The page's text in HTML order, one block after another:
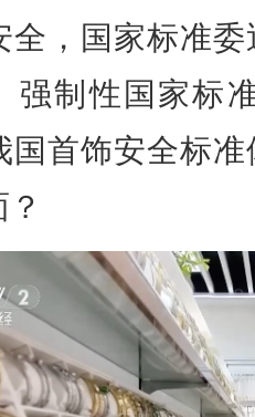
全，国家标准
强制性国家标
国首饰安全标